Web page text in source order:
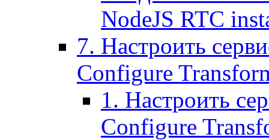
NodeJS RTC
7. Настроить
Configure
1. Настроить
Configure